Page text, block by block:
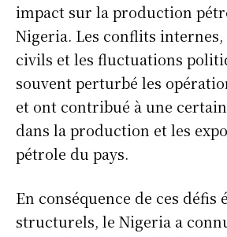
impact sur la production
Nigeria. Les conflits
civils et les fluctuations
souvent perturbé les
et ont contribué à une
dans la production et les
pétrole du pays.
En conséquence de ces défis
structurels, le Nigeria a